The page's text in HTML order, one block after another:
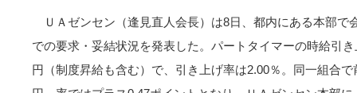
ＵＡゼンセン（逢見直人会長）は8日、都内にある本部で
での要求・妥結状況を発表した。パートタイマーの時給引
円（制度昇給も含む）で、引き上げ率は2.00％。同一組合